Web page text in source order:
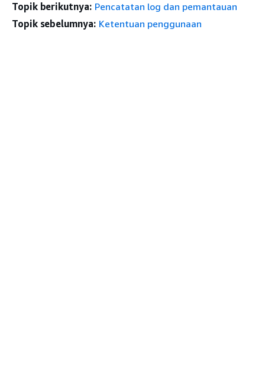
Topik berikutnya: Pencatatan log dan pemantauan
Topik sebelumnya: Ketentuan penggunaan